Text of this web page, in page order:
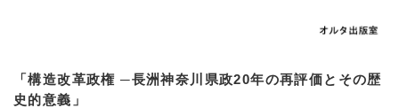
「構造改革政権 ─長洲神奈川県政20年の再評価とその歴
史的意義」